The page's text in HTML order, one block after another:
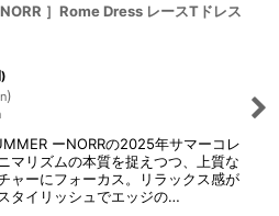
］Rome Dress レースTドレス
)
ーNORRの2025年サマーコレ
マリズムの本質を捉えつつ、上質な
ャーにフォーカス。リラックス感が
タイリッシュでエッジの…